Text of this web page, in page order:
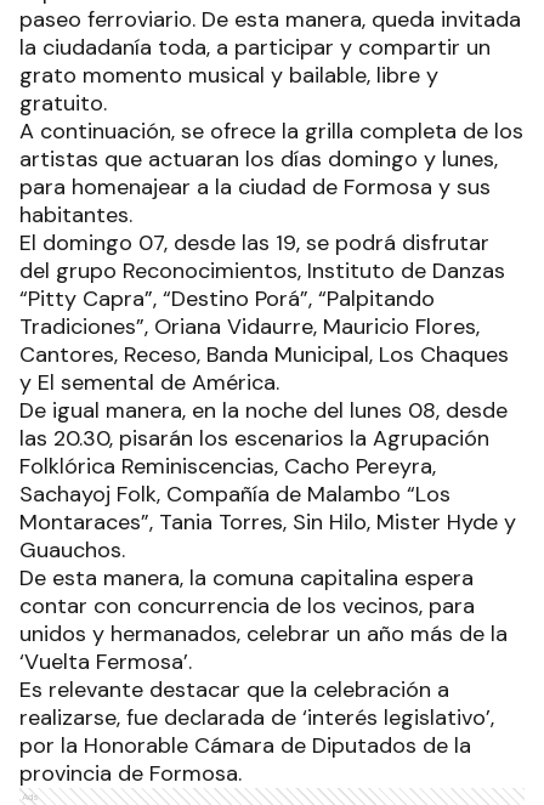
paseo ferroviario. De esta manera, queda invitada
la ciudadanía toda, a participar y compartir un
grato momento musical y bailable, libre y
gratuito.
A continuación, se ofrece la grilla completa de los
artistas que actuaran los días domingo y lunes,
para homenajear a la ciudad de Formosa y sus
habitantes.
El domingo 07, desde las 19, se podrá disfrutar
del grupo Reconocimientos, Instituto de Danzas
“Pitty Capra”, “Destino Porá”, “Palpitando
Tradiciones”, Oriana Vidaurre, Mauricio Flores,
Cantores, Receso, Banda Municipal, Los Chaques
y El semental de América.
De igual manera, en la noche del lunes 08, desde
las 20.30, pisarán los escenarios la Agrupación
Folklórica Reminiscencias, Cacho Pereyra,
Sachayoj Folk, Compañía de Malambo “Los
Montaraces”, Tania Torres, Sin Hilo, Mister Hyde y
Guauchos.
De esta manera, la comuna capitalina espera
contar con concurrencia de los vecinos, para
unidos y hermanados, celebrar un año más de la
‘Vuelta Fermosa’.
Es relevante destacar que la celebración a
realizarse, fue declarada de ‘interés legislativo’,
por la Honorable Cámara de Diputados de la
provincia de Formosa.
Ads